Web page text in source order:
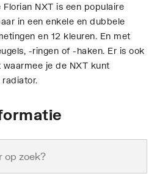
Florian NXT is een populaire
in een enkele en dubbele
en 12 kleuren. En met
-ringen of -haken. Er is ook
je de NXT kunt